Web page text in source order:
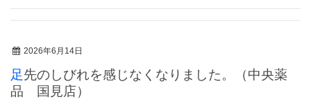
2026年6月14日
足先のしびれを感じなくなりました。（中央薬
品 国見店）